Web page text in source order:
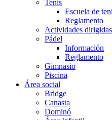
Tenis
Escuela de
Reglamento
Actividades dirigidas
Pádel
Información
Reglamento
Gimnasio
Piscina
Área social
Bridge
Canasta
Dominó